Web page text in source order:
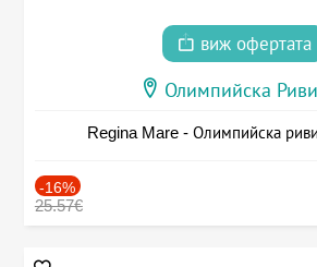
виж офертата
Олимпийска
Regina Mare - Олимпийска
-16%
25.57€